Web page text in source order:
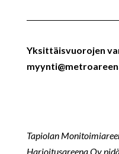
Yksittäisvuorojen
Tapiolan
Harjoitusareena Oy